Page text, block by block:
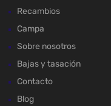
Recambios
Campa
Sobre nosotros
Bajas y tasación
Contacto
Blog